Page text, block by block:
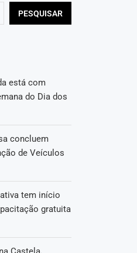
PESQUISAR
está com
do Dia dos
concluem
de Veículos
tem início
gratuita